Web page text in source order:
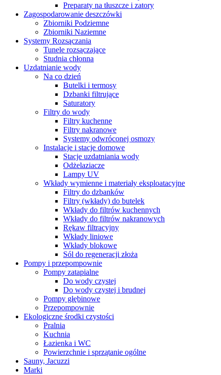
Preparaty na tłuszcze i zatory
Zagospodarowanie deszczówki
Zbiorniki Podziemne
Zbiorniki Naziemne
Systemy Rozsączania
Tunele rozsączające
Studnia chłonna
Uzdatnianie wody
Na co dzień
Butelki i termosy
Dzbanki filtrujące
Saturatory
Filtry do wody
Filtry kuchenne
Filtry nakranowe
Systemy odwróconej osmozy
Instalacje i stacje domowe
Stacje uzdatniania wody
Odżelaziacze
Lampy UV
Wkłady wymienne i materiały eksploatacyjne
Filtry do dzbanków
Filtry (wkłady) do butelek
Wkłady do filtrów kuchennych
Wkłady do filtrów nakranowych
Rękaw filtracyjny
Wkłady liniowe
Wkłady blokowe
Sól do regeneracji złoża
Pompy i przepompownie
Pompy zatapialne
Do wody czystej
Do wody czystej i brudnej
Pompy głębinowe
Przepompownie
Ekologiczne środki czystości
Pralnia
Kuchnia
Łazienka i WC
Powierzchnie i sprzątanie ogólne
Sauny, Jacuzzi
Marki